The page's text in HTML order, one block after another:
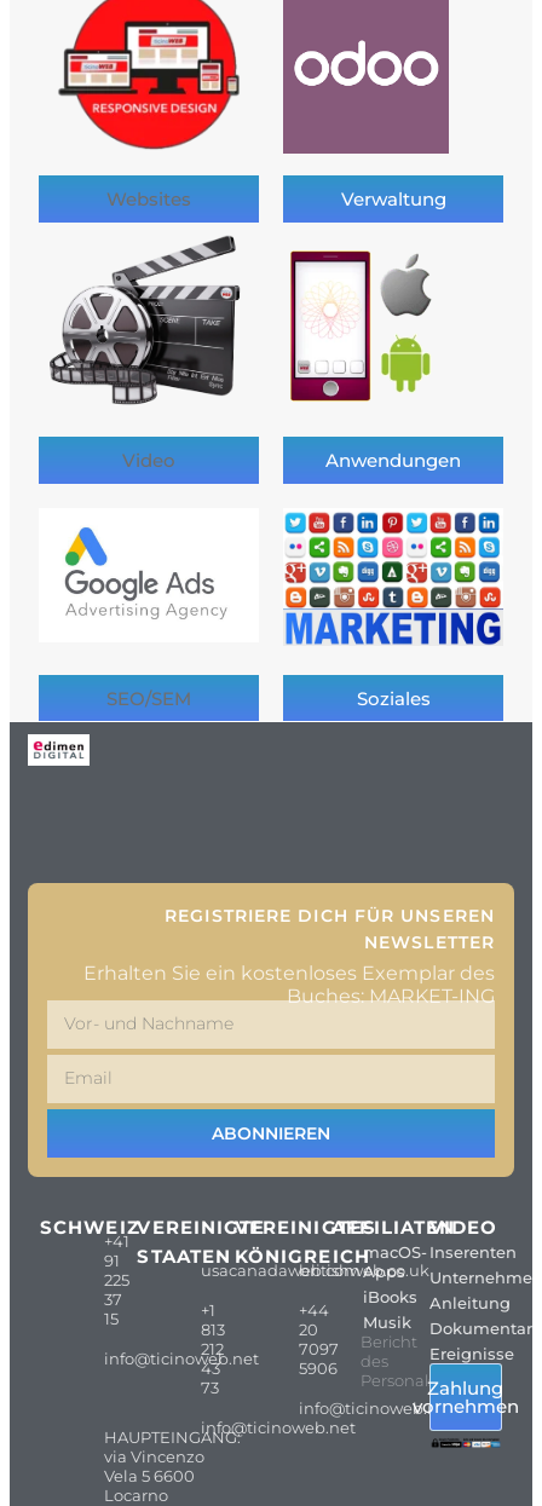
Websites Verwaltung
Video Anwendungen
SEO/SEM Soziales
REGISTRIERE DICH FÜR UNSEREN
NEWSLETTER
Erhalten Sie ein kostenloses Exemplar des
Buches: MARKET-ING
ABONNIEREN
SCHWEIZ
+41
91
225
37
15
info@ticinoweb.net
HAUPTEINGANG:
via Vincenzo
Vela 5 6600
Locarno
VEREINIGTE
STAATEN
usacanadaweb.com
+1
813
212
43
73
info@ticinoweb.net
VEREINIGTES
KÖNIGREICH
britishweb.co.uk
+44
20
7097
5906
info@ticinoweb.net
AFFILIATEN
macOS-
Apps
iBooks
Musik
Bericht
des
Personals
VIDEO
Inserenten
Unternehmen
Anleitung
Ereignisse
Zahlung
vornehmen